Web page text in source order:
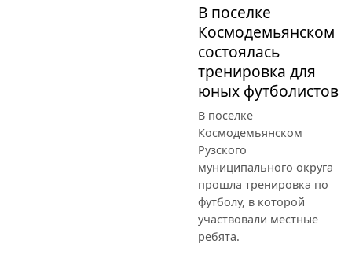
В поселке
Космодемьянском
состоялась
тренировка для
юных футболистов
В поселке
Космодемьянском
Рузского
муниципального округа
прошла тренировка по
футболу, в которой
участвовали местные
ребята.